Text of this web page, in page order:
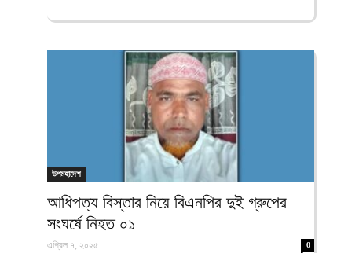
উপমহাদেশ
আধিপত্য বিস্তার নিয়ে বিএনপির দুই গ্রুপের
সংঘর্ষে নিহত ০১
এপ্রিল ৭, ২০২৫ 0